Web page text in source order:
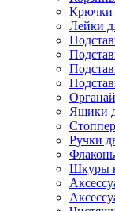
Крючки
Лейки
Ящики
Ручки
Шкуры